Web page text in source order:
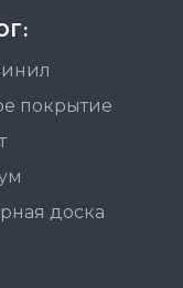
покрытие
доска